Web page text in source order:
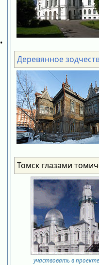
•
Деревянное
Томск глазами
участвовать в проекте